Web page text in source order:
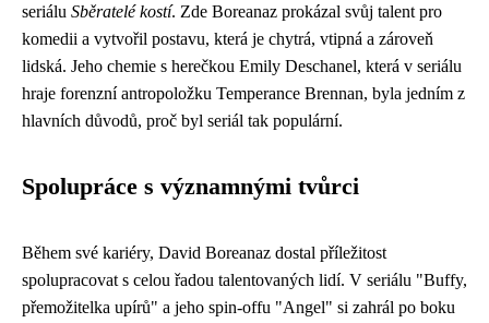
seriálu Sběratelé kostí. Zde Boreanaz prokázal svůj talent pro
komedii a vytvořil postavu, která je chytrá, vtipná a zároveň
lidská. Jeho chemie s herečkou Emily Deschanel, která v seriálu
hraje forenzní antropoložku Temperance Brennan, byla jedním z
hlavních důvodů, proč byl seriál tak populární.
Spolupráce s významnými tvůrci
Během své kariéry, David Boreanaz dostal příležitost
spolupracovat s celou řadou talentovaných lidí. V seriálu "Buffy,
přemožitelka upírů" a jeho spin-offu "Angel" si zahrál po boku